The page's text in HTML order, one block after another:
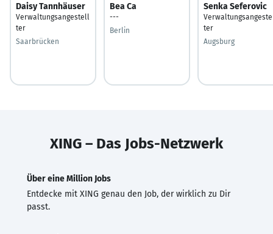
Daisy Tannhäuser
Verwaltungsangestell
ter
Saarbrücken
Bea Ca
---
Berlin
Senka Seferovic
ter
Augsburg
XING – Das Jobs-Netzwerk
Über eine Million Jobs
Entdecke mit XING genau den Job, der wirklich zu Dir
passt.